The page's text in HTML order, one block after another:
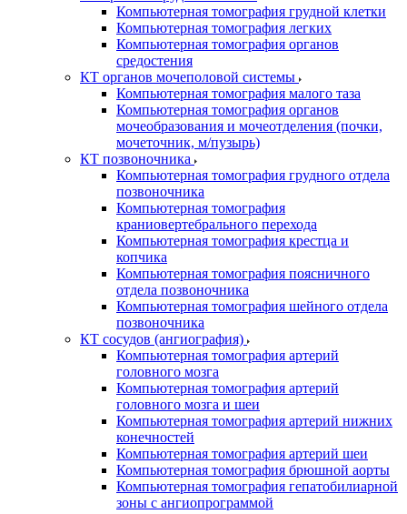
Компьютерная томография грудной клетки
Компьютерная томография легких
Компьютерная томография органов
средостения
КТ органов мочеполовой системы
Компьютерная томография малого таза
Компьютерная томография органов
мочеобразования и мочеотделения (почки,
мочеточник, м/пузырь)
КТ позвоночника
Компьютерная томография грудного отдела
позвоночника
Компьютерная томография
краниовертебрального перехода
Компьютерная томография крестца и
копчика
Компьютерная томография поясничного
отдела позвоночника
Компьютерная томография шейного отдела
позвоночника
КТ сосудов (ангиография)
Компьютерная томография артерий
головного мозга
Компьютерная томография артерий
головного мозга и шеи
Компьютерная томография артерий нижних
конечностей
Компьютерная томография артерий шеи
Компьютерная томография брюшной аорты
Компьютерная томография гепатобилиарной
зоны с ангиопрограммой